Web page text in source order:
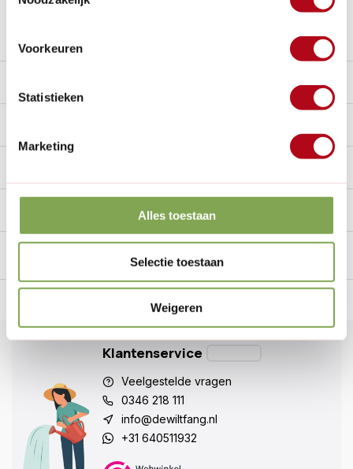
Voorkeuren
Statistieken
Marketing
Alles toestaan
Selectie toestaan
Weigeren
Klantenservice
Veelgestelde vragen
0346 218 111
info@dewiltfang.nl
+31 640511932